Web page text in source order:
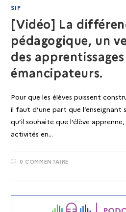
SIP
[Vidéo] La
pédagogique, un
des apprentissages
émancipateurs.
Pour que les élèves puissent
il faut d’une part que l’enseignant
qu’il souhaite que l’élève
activités en…
0 COMMENTAIRE